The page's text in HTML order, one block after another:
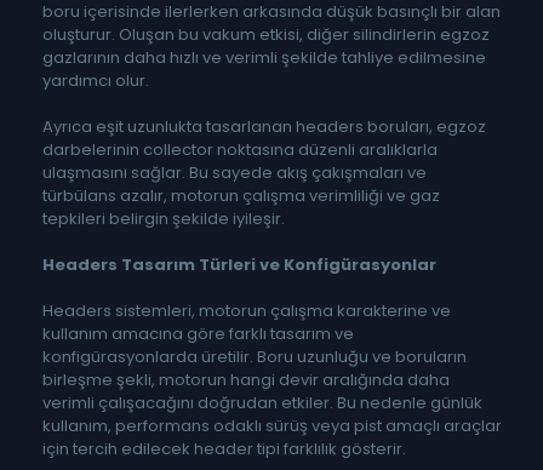
boru içerisinde ilerlerken arkasında düşük basınçlı bir alan
oluşturur. Oluşan bu vakum etkisi, diğer silindirlerin egzoz
gazlarının daha hızlı ve verimli şekilde tahliye edilmesine
yardımcı olur.
Ayrıca eşit uzunlukta tasarlanan headers boruları, egzoz
darbelerinin collector noktasına düzenli aralıklarla
ulaşmasını sağlar. Bu sayede akış çakışmaları ve
türbülans azalır, motorun çalışma verimliliği ve gaz
tepkileri belirgin şekilde iyileşir.
Headers Tasarım Türleri ve Konfigürasyonlar
Headers sistemleri, motorun çalışma karakterine ve
kullanım amacına göre farklı tasarım ve
konfigürasyonlarda üretilir. Boru uzunluğu ve boruların
birleşme şekli, motorun hangi devir aralığında daha
verimli çalışacağını doğrudan etkiler. Bu nedenle günlük
kullanım, performans odaklı sürüş veya pist amaçlı araçlar
için tercih edilecek header tipi farklılık gösterir.